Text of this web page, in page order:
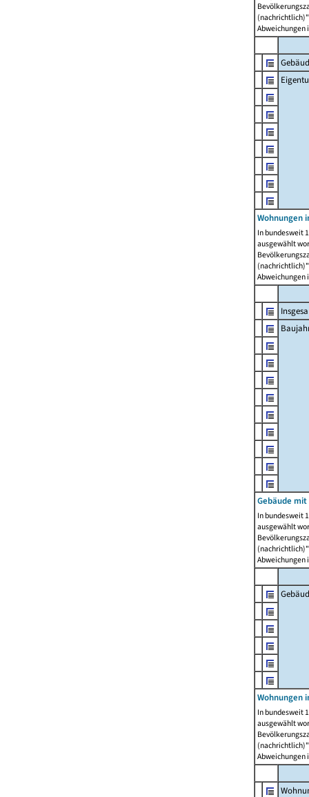
Abweichungen
Wohnungen
In bundesweit
ausgewählt
Abweichungen
Gebäude mit
In bundesweit
ausgewählt
Abweichungen
Wohnungen
In bundesweit
ausgewählt
Abweichungen